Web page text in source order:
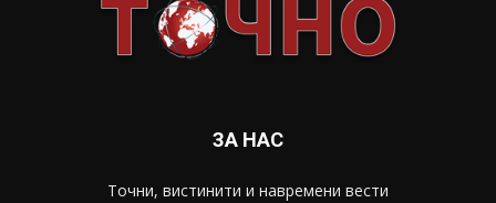
ЗА НАС
Точни, вистинити и навремени вести